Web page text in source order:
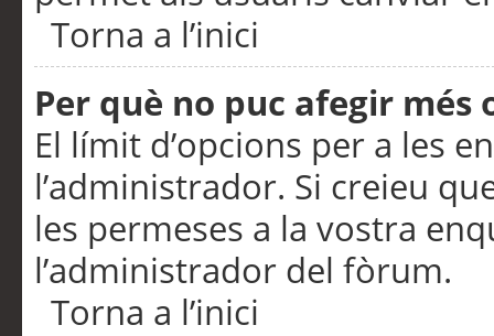
Torna a l’inici
Per què no puc afegir més
El límit d’opcions per a les
l’administrador. Si creieu
les permeses a la vostra
l’administrador del fòrum.
Torna a l’inici